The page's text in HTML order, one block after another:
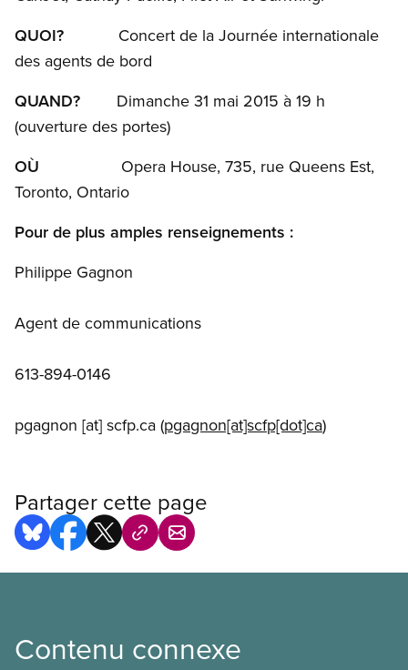
QUOI?
Concert de la Journée internationale
des agents de bord
QUAND?
Dimanche 31 mai 2015 à 19 h
(ouverture des portes)
OÙ
Opera House, 735, rue Queens Est,
Toronto, Ontario
Pour de plus amples renseignements :
Philippe Gagnon
Agent de communications
613-894-0146
pgagnon [at] scfp.ca (pgagnon[at]scfp[dot]ca)
Partager cette page
Contenu connexe